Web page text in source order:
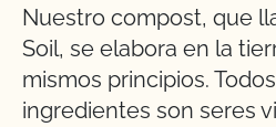
Nuestro compost, que
Soil, se elabora en la
mismos principios.
ingredientes son seres